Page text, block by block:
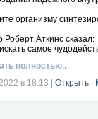
организму
Роберт Аткинс сказал:
самое
полностью..
в 18:13
Открыть